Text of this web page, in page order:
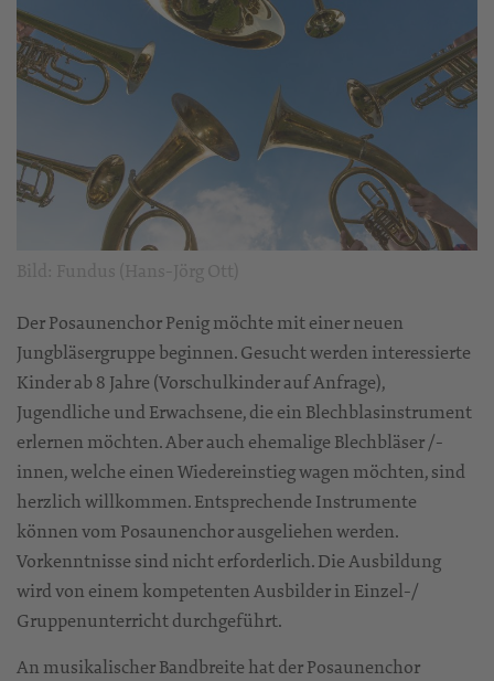
Der Posaunenchor Penig möchte mit einer neuen
Jungbläsergruppe beginnen. Gesucht werden interessierte
Kinder ab 8 Jahre (Vorschulkinder auf Anfrage),
Jugendliche und Erwachsene, die ein Blechblasinstrument
erlernen möchten. Aber auch ehemalige Blechbläser /-
innen, welche einen Wiedereinstieg wagen möchten, sind
herzlich willkommen. Entsprechende Instrumente
können vom Posaunenchor ausgeliehen werden.
Vorkenntnisse sind nicht erforderlich. Die Ausbildung
wird von einem kompetenten Ausbilder in Einzel-/
Gruppenunterricht durchgeführt.
An musikalischer Bandbreite hat der Posaunenchor